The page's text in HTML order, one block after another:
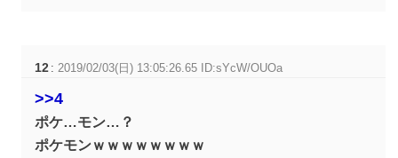
12 : 2019/02/03(日) 13:05:26.65 ID:sYcW/OUOa
>>4
ポケ…モン…？
ポケモンｗｗｗｗｗｗｗｗ